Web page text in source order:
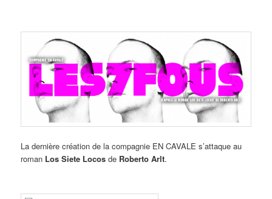
La dernière création de la compagnie EN CAVALE s’attaque au
roman Los Siete Locos de Roberto Arlt.